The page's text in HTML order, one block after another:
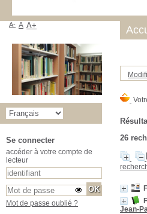
26
Jean-
A- A A+
Se connecter
accéder à votre compte de
lecteur
Mot de passe oublié ?